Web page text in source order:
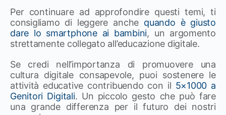
Per continuare ad approfondire questi temi, ti
consigliamo di leggere anche quando è giusto
dare lo smartphone ai bambini, un argomento
strettamente collegato all’educazione digitale.
Se credi nell’importanza di promuovere una
cultura digitale consapevole, puoi sostenere le
attività educative contribuendo con il 5×1000 a
Genitori Digitali. Un piccolo gesto che può fare
una grande differenza per il futuro dei nostri